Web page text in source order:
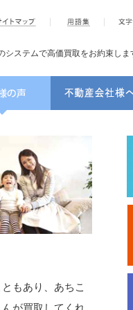
システムで高価買取をお約束しま
もあり、あちこ